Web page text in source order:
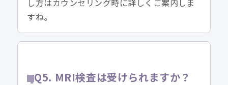
し方はカウンセリング時に詳しくご案内しま
すね。
Q5. MRI検査は受けられますか？